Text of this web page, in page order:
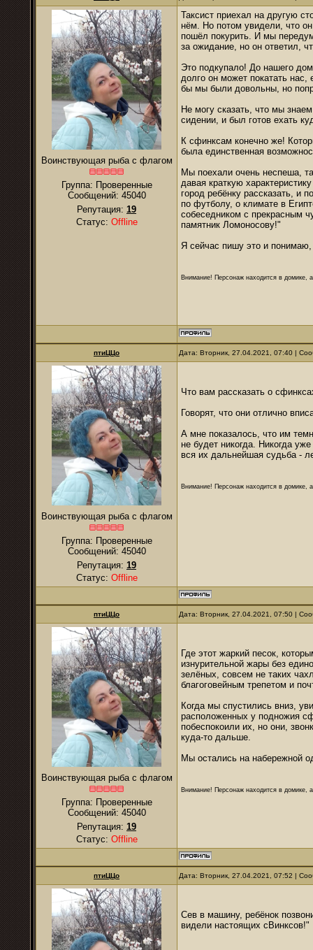
Воинствующая рыба с флагом
Группа: Проверенные
Сообщений: 45040
Репутация: 19
Статус: Offline
Таксист приехал на другую
нём. Но потом увидели, что
пошёл покурить. И мы
за ожидание, но он ответил,
Это подкупало! До нашего
долго он может покатать
бы мы были довольны, но
Не могу сказать, что мы
сидении, и был готов ехать
К сфинксам конечно же!
была единственная
Мы поехали очень неспеша,
давая краткую
город ребёнку рассказать, и
по футболу, о климате в
собеседником с прекрасным
памятник Ломоносову!"
Я сейчас пишу это и понимаю,
Внимание! Персонаж находится в домике,
птиЦЦо Дата: Вторник, 27.04.2021, 07:40 |
Воинствующая рыба с флагом
Группа: Проверенные
Сообщений: 45040
Репутация: 19
Статус: Offline
Что вам рассказать о
Говорят, что они отлично
А мне показалось, что им
не будет никогда. Никогда
вся их дальнейшая судьба -
Внимание! Персонаж находится в домике,
птиЦЦо Дата: Вторник, 27.04.2021, 07:50 |
Воинствующая рыба с флагом
Группа: Проверенные
Сообщений: 45040
Репутация: 19
Статус: Offline
Где этот жаркий песок,
изнурительной жары без
зелёных, совсем не таких
благоговейным трепетом и
Когда мы спустились вниз,
расположенных у подножия
побеспокоили их, но они,
куда-то дальше.
Мы остались на набережной
Внимание! Персонаж находится в домике,
птиЦЦо Дата: Вторник, 27.04.2021, 07:52 |
Сев в машину, ребёнок
видели настоящих сВинксов!"